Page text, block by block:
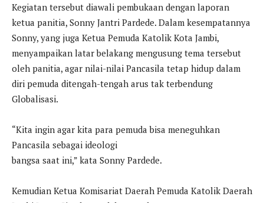
Kegiatan tersebut diawali pembukaan dengan laporan
ketua panitia, Sonny Jantri Pardede. Dalam kesempatannya
Sonny, yang juga Ketua Pemuda Katolik Kota Jambi,
menyampaikan latar belakang mengusung tema tersebut
oleh panitia, agar nilai-nilai Pancasila tetap hidup dalam
diri pemuda ditengah-tengah arus tak terbendung
Globalisasi.
“Kita ingin agar kita para pemuda bisa meneguhkan
Pancasila sebagai ideologi
bangsa saat ini,” kata Sonny Pardede.
Kemudian Ketua Komisariat Daerah Pemuda Katolik Daerah